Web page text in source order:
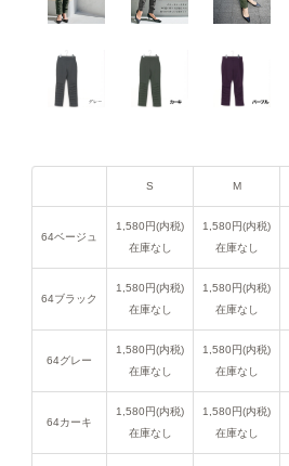
S M
64ベージュ
1,580円(内税)
在庫なし
1,580円(内税)
在庫なし
64ブラック
1,580円(内税)
在庫なし
1,580円(内税)
在庫なし
64グレー
1,580円(内税)
在庫なし
1,580円(内税)
在庫なし
64カーキ
1,580円(内税)
在庫なし
1,580円(内税)
在庫なし